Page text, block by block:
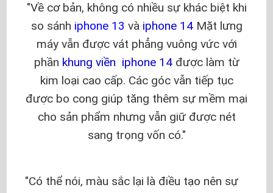
Về cơ bản, không có nhiều sự khác biệt khi
so sánh iphone 13 và iphone 14Mặt lưng
máy vẫn được vát phẳng vuông vức với
phần khung viền iphone 14được làm từ
kim loại cao cấp. Các góc vẫn tiếp tục
được bo cong giúp tăng thêm sự mềm mại
cho sản phẩm nhưng vẫn giữ được nét
sang trọng vốn có.
Có thể nói, màu sắc lại là điều tạo nên sự